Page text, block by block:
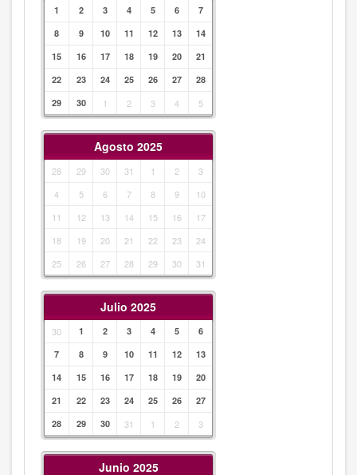
1 2 3 4 5 6
7
8
9 10 11 12 13
14
15
16 17 18 19 20
21
22
23 24 25 26 27
28
29
30 1 2 3 4 5
Agosto 2025
28 29 30 31 1 2
3
4
5 6 7 8 9
10
11
12 13 14 15 16
17
18
19 20 21 22 23
24
25
26 27 28 29 30 31
Julio 2025
30 1 2 3 4 5
6
7
8 9 10 11 12
13
14
15 16 17 18 19
20
21
22 23 24 25 26
27
28
29 30 31 1 2 3
Junio 2025